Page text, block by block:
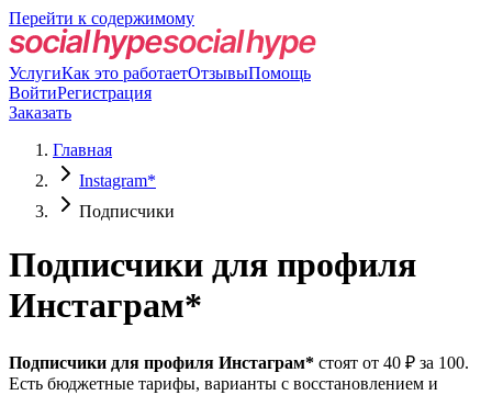
Перейти к содержимому
УслугиКак это работаетОтзывыПомощь
ВойтиРегистрация
Заказать
Главная
Instagram*
Подписчики
Подписчики для профиля
Инстаграм*
Подписчики для профиля Инстаграм* стоят от 40 ₽ за 100.
Есть бюджетные тарифы, варианты с восстановлением и